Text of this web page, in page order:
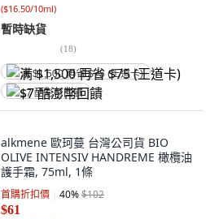
($16.50/10ml)
暫時缺貨
(18)
满 $1,500 再省 $75 (王道卡)
$7 酷澎幣回饋
alkmene 歐珂蔓 台灣公司貨 BIO
OLIVE INTENSIV HANDREME 橄欖油
護手霜, 75ml, 1條
首購折扣價 40%$102
$61